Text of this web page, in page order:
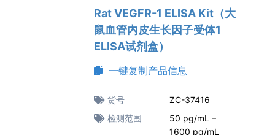
Rat VEGFR-1 ELISA Kit（大
鼠血管内皮生长因子受体1
ELISA试剂盒）
一键复制产品信息
货号
ZC-37416
检测范围
50 pg/mL –
1600 pg/mL